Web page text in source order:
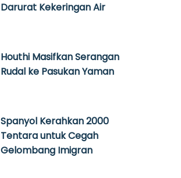
Darurat Kekeringan Air
Houthi Masifkan Serangan
Rudal ke Pasukan Yaman
Spanyol Kerahkan 2000
Tentara untuk Cegah
Gelombang Imigran